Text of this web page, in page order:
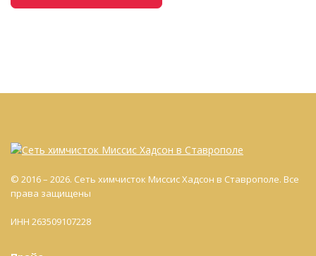
© 2016 – 2026. Сеть химчисток Миссис Хадсон в Ставрополе. Все
права защищены
ИНН 263509107228